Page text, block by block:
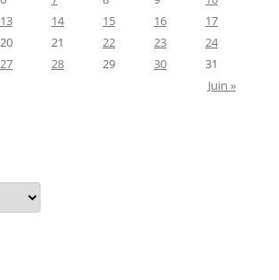
13 14 15 16
17
20 21 22 23
24
27 28 29 30
31
Juin »